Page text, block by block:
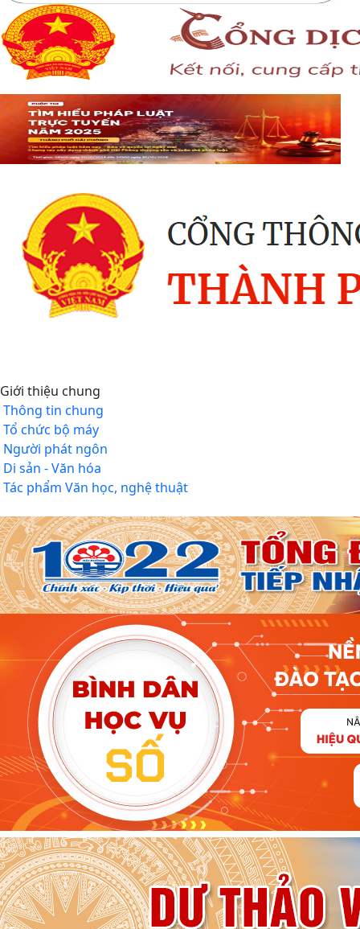
Giới thiệu chung
Thông tin chung
Tổ chức bộ máy
Người phát ngôn
Di sản - Văn hóa
Tác phẩm Văn học, nghệ thuật